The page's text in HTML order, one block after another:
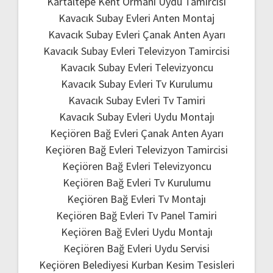
Kavacık Subay Evleri Anten Montaj
Kavacık Subay Evleri Çanak Anten Ayarı
Kavacık Subay Evleri Televizyon Tamircisi
Kavacık Subay Evleri Televizyoncu
Kavacık Subay Evleri Tv Kurulumu
Kavacık Subay Evleri Tv Tamiri
Kavacık Subay Evleri Uydu Montajı
Keçiören Bağ Evleri Çanak Anten Ayarı
Keçiören Bağ Evleri Televizyon Tamircisi
Keçiören Bağ Evleri Televizyoncu
Keçiören Bağ Evleri Tv Kurulumu
Keçiören Bağ Evleri Tv Montajı
Keçiören Bağ Evleri Tv Panel Tamiri
Keçiören Bağ Evleri Uydu Montajı
Keçiören Bağ Evleri Uydu Servisi
Keçiören Belediyesi Kurban Kesim Tesisleri